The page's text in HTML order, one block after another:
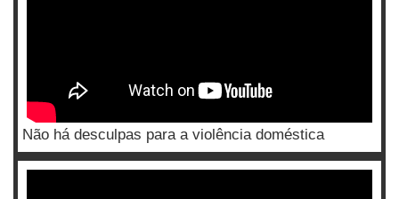
Não há desculpas para a violência doméstica